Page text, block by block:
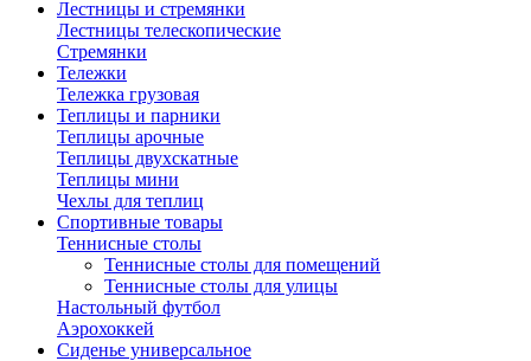
Лестницы и стремянки
Лестницы телескопические
Стремянки
Тележки
Тележка грузовая
Теплицы и парники
Теплицы арочные
Теплицы двухскатные
Теплицы мини
Чехлы для теплиц
Спортивные товары
Теннисные столы
Теннисные столы для помещений
Теннисные столы для улицы
Настольный футбол
Аэрохоккей
Сиденье универсальное